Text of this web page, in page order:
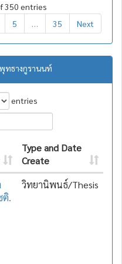
350 entries
5 35 Next
ทธางกูรานนท์
entries
Type and Date
Create
ติ.
วิทยานิพนธ์/Thesis